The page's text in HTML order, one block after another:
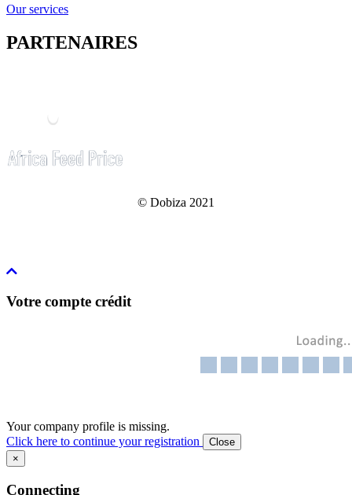
Our services
PARTENAIRES
© Dobiza 2021
Votre compte crédit
Your company profile is missing.
Click here to continue your registration
Close
×
Connecting